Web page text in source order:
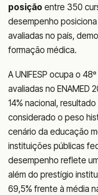
posição entre 350
desempenho
avaliadas no país,
formação médica.
A UNIFESP ocupa o
avaliadas no ENAMED
14% nacional,
considerado o peso
cenário da educação
instituições públicas
desempenho reflete
além do prestígio
69,5% frente à média